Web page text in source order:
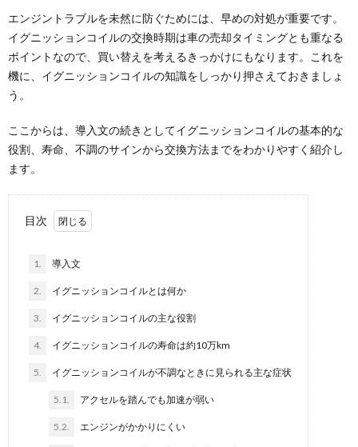
エンジントラブルを未然に防ぐためには、早めの対処が重要です。
イグニッションコイルの交換時期は車の売却タイミングとも重なる
ポイントなので、買い替えを考えるきっかけにもなります。これを
機に、イグニッションコイルの知識をしっかり押さえておきましょ
う。
ここからは、導入文の続きとしてイグニッションコイルの基本的な
役割、寿命、不調のサインから交換方法までをわかりやすく紹介し
ます。
目次
1. 導入文
2. イグニッションコイルとは何か
3. イグニッションコイルの主な役割
4. イグニッションコイルの寿命は約10万km
5. イグニッションコイルが不調なときに見られる主な症状
5.1. アクセルを踏んでも加速が弱い
5.2. エンジンがかかりにくい